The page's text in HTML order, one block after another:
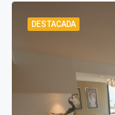
DESTACADA